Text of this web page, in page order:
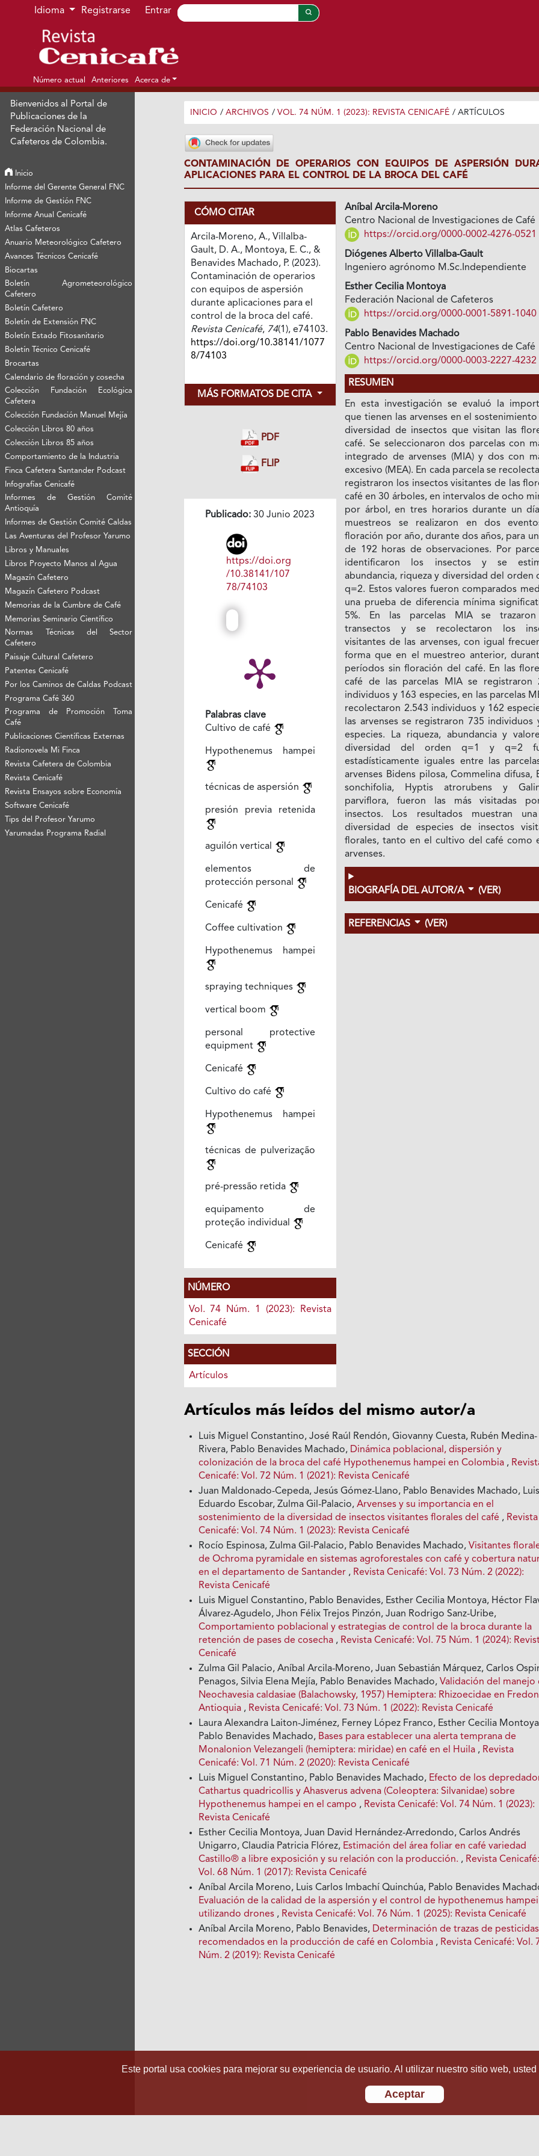
Ir al menú de navegación principal
Ir al contenido principal
Ir al pie de página del sitio
Idioma Registrarse Entrar
Número actual Anteriores Acerca de
Bienvenidos al Portal de
Publicaciones de la
Federación Nacional de
Cafeteros de Colombia.
Inicio
Informe del Gerente General FNC
Informe de Gestión FNC
Informe Anual Cenicafé
Atlas Cafeteros
Anuario Meteorológico Cafetero
Avances Técnicos Cenicafé
Biocartas
Boletín Agrometeorológico
Cafetero
Boletín Cafetero
Boletín de Extensión FNC
Boletín Estado Fitosanitario
Boletín Técnico Cenicafé
Brocartas
Calendario de floración y cosecha
Colección Fundación Ecológica
Cafetera
Colección Fundación Manuel Mejía
Colección Libros 80 años
Colección Libros 85 años
Comportamiento de la Industria
Finca Cafetera Santander Podcast
Infografías Cenicafé
Informes de Gestión Comité
Antioquía
Informes de Gestión Comité Caldas
Las Aventuras del Profesor Yarumo
Libros y Manuales
Libros Proyecto Manos al Agua
Magazín Cafetero
Magazín Cafetero Podcast
Memorias de la Cumbre de Café
Memorias Seminario Científico
Normas Técnicas del Sector
Cafetero
Paisaje Cultural Cafetero
Patentes Cenicafé
Por los Caminos de Caldas Podcast
Programa Café 360
Programa de Promoción Toma
Café
Publicaciones Científicas Externas
Radionovela Mi Finca
Revista Cafetera de Colombia
Revista Cenicafé
Revista Ensayos sobre Economía
Software Cenicafé
Tips del Profesor Yarumo
Yarumadas Programa Radial
INICIO / ARCHIVOS / VOL. 74 NÚM. 1 (2023): REVISTA CENICAFÉ / ARTÍCULOS
CONTAMINACIÓN DE OPERARIOS CON EQUIPOS DE ASPERSIÓN
APLICACIONES PARA EL CONTROL DE LA BROCA DEL CAFÉ
CÓMO CITAR
Arcila-Moreno, A., Villalba-
Gault, D. A., Montoya, E. C., &
Benavides Machado, P. (2023).
Contaminación de operarios
con equipos de aspersión
durante aplicaciones para el
control de la broca del café.
Revista Cenicafé, 74(1), e74103.
https://doi.org/10.38141/1077
8/74103
MÁS FORMATOS DE CITA
PDF
FLIP
Publicado: 30 Junio 2023
https://doi.org
/10.38141/107
78/74103
Palabras clave
Cultivo de café
Hypothenemus hampei
técnicas de aspersión
presión previa retenida
aguilón vertical
elementos de
protección personal
Cenicafé
Coffee cultivation
Hypothenemus hampei
spraying techniques
vertical boom
personal protective
equipment
Cenicafé
Cultivo do café
Hypothenemus hampei
técnicas de pulverização
pré-pressão retida
equipamento de
proteção individual
Cenicafé
NÚMERO
Vol. 74 Núm. 1 (2023): Revista
Cenicafé
SECCIÓN
Artículos
Aníbal Arcila-Moreno
Centro Nacional de Investigaciones de Café
https://orcid.org/0000-0002-4276-0521
Diógenes Alberto Villalba-Gault
Ingeniero agrónomo M.Sc.Independiente
Esther Cecilia Montoya
Federación Nacional de Cafeteros
https://orcid.org/0000-0001-5891-1040
Pablo Benavides Machado
Centro Nacional de Investigaciones de Café
https://orcid.org/0000-0003-2227-4232
RESUMEN
En esta investigación se evaluó la
que tienen las arvenses en el
diversidad de insectos que visitan las
café. Se seleccionaron dos parcelas con
integrado de arvenses (MIA) y dos con
excesivo (MEA). En cada parcela se
registraron los insectos visitantes de las
café en 30 árboles, en intervalos de ocho
por árbol, en tres horarios durante un
muestreos se realizaron en dos
floración por año, durante dos años, para
de 192 horas de observaciones. Por
identificaron los insectos y se
abundancia, riqueza y diversidad del orden
q=2. Estos valores fueron comparados
una prueba de diferencia mínima
5%. En las parcelas MIA se
transectos y se recolectaron los
visitantes de las arvenses, con igual
forma que en el muestreo anterior,
períodos sin floración del café. En las
café de las parcelas MIA se registraron
individuos y 163 especies, en las parcelas
recolectaron 2.543 individuos y 162
las arvenses se registraron 735 individuos
especies. La riqueza, abundancia y
diversidad del orden q=1 y q=2
estadísticamente iguales entre las
arvenses Bidens pilosa, Commelina difusa,
sonchifolia, Hyptis atrorubens y
parviflora, fueron las más visitadas
insectos. Los resultados muestran
diversidad de especies de insectos
florales, tanto en el cultivo del café como
arvenses.
BIOGRAFÍA DEL AUTOR/A (VER)
REFERENCIAS (VER)
Artículos más leídos del mismo autor/a
Luis Miguel Constantino, José Raúl Rendón, Giovanny Cuesta, Rubén Medina-
Rivera, Pablo Benavides Machado, Dinámica poblacional, dispersión y
colonización de la broca del café Hypothenemus hampei en Colombia ,
Cenicafé: Vol. 72 Núm. 1 (2021): Revista Cenicafé
Juan Maldonado-Cepeda, Jesús Gómez-Llano, Pablo Benavides Machado, Luis
Eduardo Escobar, Zulma Gil-Palacio,Arvenses y su importancia en el
sostenimiento de la diversidad de insectos visitantes florales del café , Revista
Cenicafé: Vol. 74 Núm. 1 (2023): Revista Cenicafé
Rocío Espinosa, Zulma Gil-Palacio, Pablo Benavides Machado,Visitantes
de Ochroma pyramidale en sistemas agroforestales con café y cobertura
en el departamento de Santander , Revista Cenicafé: Vol. 73 Núm. 2 (2022):
Revista Cenicafé
Luis Miguel Constantino, Pablo Benavides, Esther Cecilia Montoya, Héctor
Álvarez-Agudelo, Jhon Félix Trejos Pinzón, Juan Rodrigo Sanz-Uribe,
Comportamiento poblacional y estrategias de control de la broca durante la
retención de pases de cosecha , Revista Cenicafé: Vol. 75 Núm. 1 (2024):
Cenicafé
Zulma Gil Palacio, Aníbal Arcila-Moreno, Juan Sebastián Márquez, Carlos
Penagos, Silvia Elena Mejía, Pablo Benavides Machado,Validación del manejo
Neochavesia caldasiae (Balachowsky, 1957) Hemiptera: Rhizoecidae en
Antioquia , Revista Cenicafé: Vol. 73 Núm. 1 (2022): Revista Cenicafé
Laura Alexandra Laiton-Jiménez, Ferney López Franco, Esther Cecilia
Pablo Benavides Machado, Bases para establecer una alerta temprana de
Monalonion Velezangeli (hemiptera: miridae) en café en el Huila , Revista
Cenicafé: Vol. 71 Núm. 2 (2020): Revista Cenicafé
Luis Miguel Constantino, Pablo Benavides Machado, Efecto de los
Cathartus quadricollis y Ahasverus advena (Coleoptera: Silvanidae) sobre
Hypothenemus hampei en el campo , Revista Cenicafé: Vol. 74 Núm. 1 (2023):
Revista Cenicafé
Esther Cecilia Montoya, Juan David Hernández-Arredondo, Carlos Andrés
Unigarro, Claudia Patricia Flórez, Estimación del área foliar en café variedad
Castillo® a libre exposición y su relación con la producción. , Revista Cenicafé:
Vol. 68 Núm. 1 (2017): Revista Cenicafé
Aníbal Arcila Moreno, Luis Carlos Imbachí Quinchúa, Pablo Benavides
Evaluación de la calidad de la aspersión y el control de hypothenemus hampei
utilizando drones , Revista Cenicafé: Vol. 76 Núm. 1 (2025): Revista Cenicafé
Aníbal Arcila Moreno, Pablo Benavides, Determinación de trazas de pesticidas
recomendados en la producción de café en Colombia , Revista Cenicafé: Vol.
Núm. 2 (2019): Revista Cenicafé
Este portal usa cookies para mejorar su experiencia de usuario. Al utilizar nuestro sitio web,
Aceptar